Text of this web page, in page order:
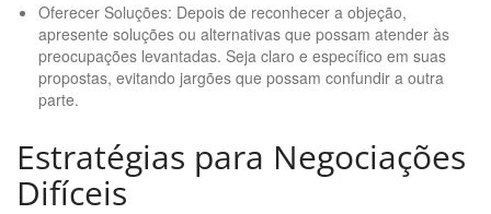
Oferecer Soluções: Depois de reconhecer a objeção,
apresente soluções ou alternativas que possam atender às
preocupações levantadas. Seja claro e específico em suas
propostas, evitando jargões que possam confundir a outra
parte.
Estratégias para Negociações
Difíceis